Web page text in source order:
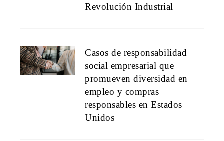
Revolución Industrial
Casos de responsabilidad
social empresarial que
promueven diversidad en
empleo y compras
responsables en Estados
Unidos